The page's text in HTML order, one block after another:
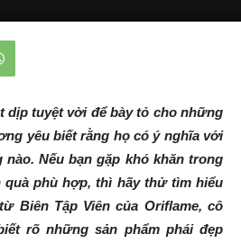
dịp tuyệt vời để bày tỏ cho những
yêu biết rằng họ có ý nghĩa với
Nếu bạn gặp khó khăn trong
quà phù hợp, thì hãy thử tìm hiểu
Biên Tập Viên của Oriflame, cô
rõ những sản phẩm phái đẹp